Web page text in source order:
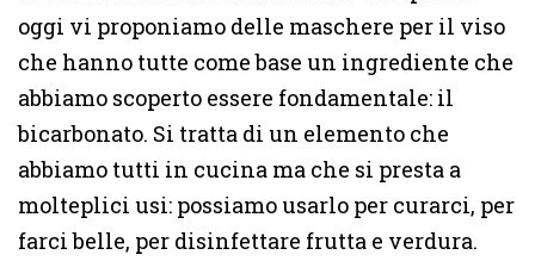
oggi vi proponiamo delle maschere per il viso
che hanno tutte come base un ingrediente che
abbiamo scoperto essere fondamentale: il
bicarbonato. Si tratta di un elemento che
abbiamo tutti in cucina ma che si presta a
molteplici usi: possiamo usarlo per curarci, per
farci belle, per disinfettare frutta e verdura.